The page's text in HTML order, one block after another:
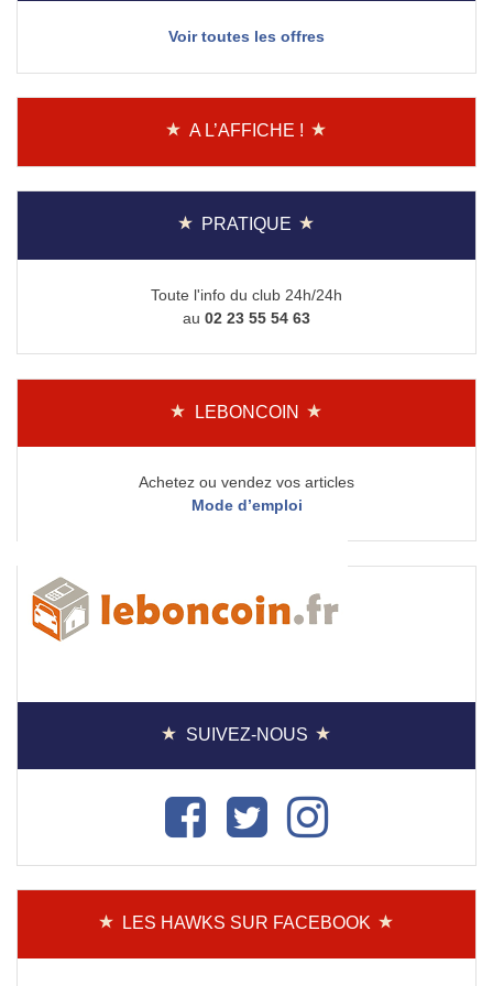
Voir toutes les offres
A L’AFFICHE !
PRATIQUE
Toute l'info du club 24h/24h
au 02 23 55 54 63
LEBONCOIN
Achetez ou vendez vos articles
Mode d’emploi
SUIVEZ-NOUS
LES HAWKS SUR FACEBOOK